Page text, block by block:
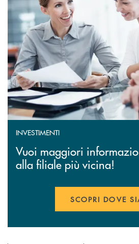
INVESTIMENTI
Vuoi maggiori
alla filiale più vicina!
SCOPRI DOVE